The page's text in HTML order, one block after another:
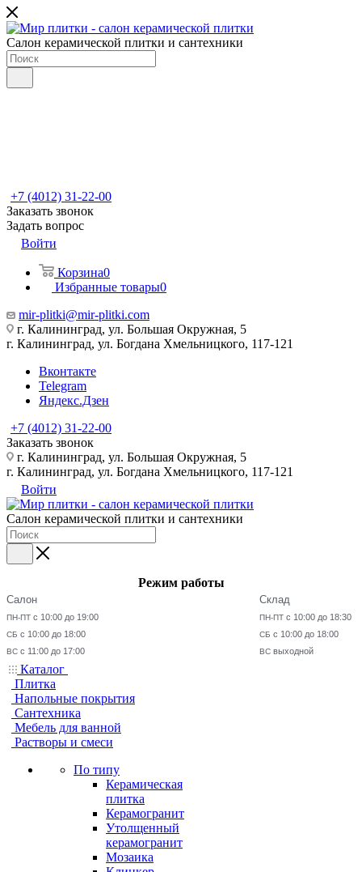
Салон керамической плитки и сантехники
+7 (4012) 31-22-00
Заказать звонок
Задать вопрос
Войти
Корзина0
Избранные товары0
mir-plitki@mir-plitki.com
г. Калининград, ул. Большая Окружная, 5
г. Калининград, ул. Богдана Хмельницкого, 117-121
Вконтакте
Telegram
Яндекс.Дзен
+7 (4012) 31-22-00
Заказать звонок
г. Калининград, ул. Большая Окружная, 5
г. Калининград, ул. Богдана Хмельницкого, 117-121
Войти
Салон керамической плитки и сантехники
Режим работы
Салон
ПН-ПТ с 10:00 до 19:00
СБ с 10:00 до 18:00
ВС с 11:00 до 17:00
Склад
ПН-ПТ с 10:00 до 18:30
СБ с 10:00 до 18:00
ВС выходной
Каталог
Плитка
Напольные покрытия
Сантехника
Мебель для ванной
Растворы и смеси
По типу
Керамическая
плитка
Керамогранит
Утолщенный
керамогранит
Мозаика